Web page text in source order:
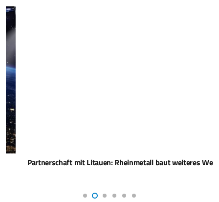
Partnerschaft mit Litauen: Rheinmetall baut weiteres Werk